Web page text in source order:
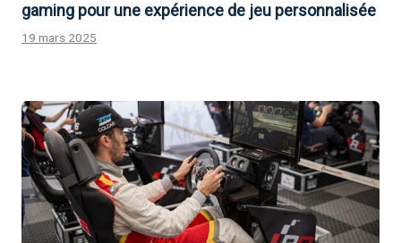
gaming pour une expérience de jeu personnalisée
19 mars 2025